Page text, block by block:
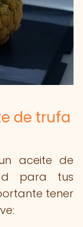
de trufa
aceite de
para tus
tener